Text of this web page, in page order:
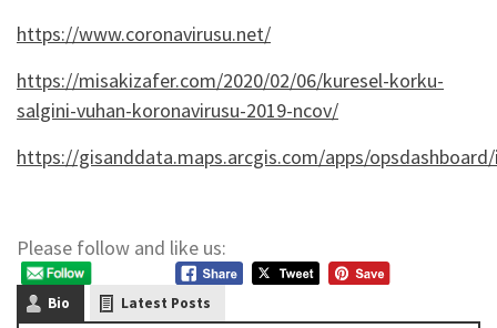
https://www.coronavirusu.net/
https://misakizafer.com/2020/02/06/kuresel-korku-
salgini-vuhan-koronavirusu-2019-ncov/
https://gisanddata.maps.arcgis.com/apps/
Please follow and like us:
Bio Latest Posts